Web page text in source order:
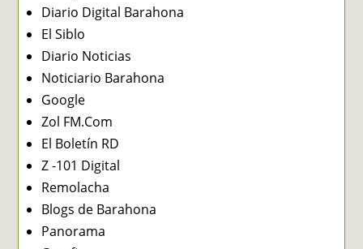
Diario Digital Barahona
El Siblo
Diario Noticias
Noticiario Barahona
Google
Zol FM.Com
El Boletín RD
Z -101 Digital
Remolacha
Blogs de Barahona
Panorama